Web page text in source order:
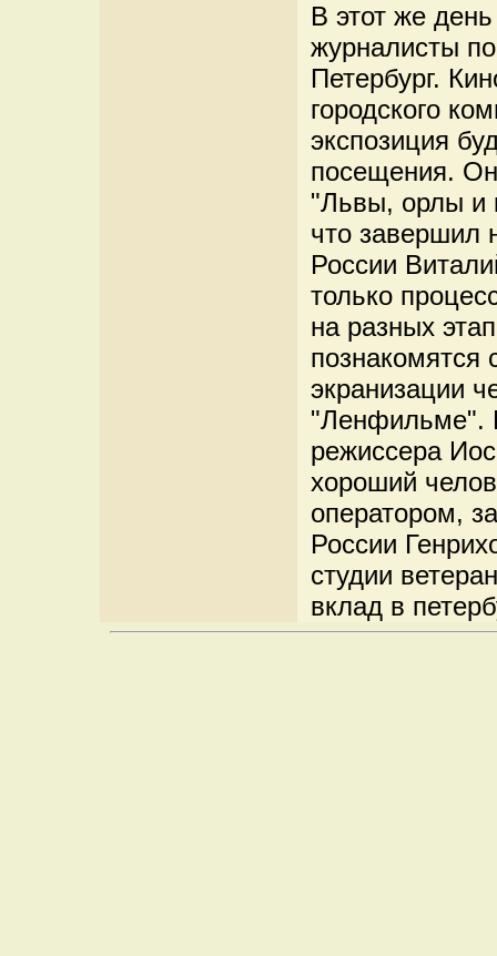
В этот же
журналисты
Петербург.
городского
экспозиция
посещения.
"Львы, орлы и
что завершил
России
только
на разных
познакомятся
экранизации
"Ленфильме".
режиссера
хороший
оператором,
России
студии
вклад в